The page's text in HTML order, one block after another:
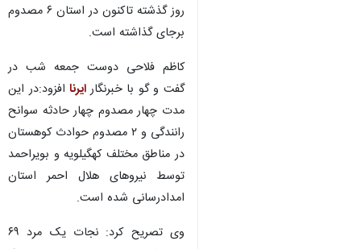
روز گذشته تاکنون در استان ۶ مصدوم
برجای گذاشته است.
کاظم فلاحی دوست جمعه شب در
گفت و گو با خبرنگارایرناافزود:در این
مدت چهار مصدوم چهار حادثه سوانح
رانندگی و ۲ مصدوم حوادث کوهستان
در مناطق مختلف کهگیلویه و بویراحمد
توسط نیروهای هلال احمر استان
امدادرسانی شده است.
وی تصریح کرد: نجات یک مرد ۶۹